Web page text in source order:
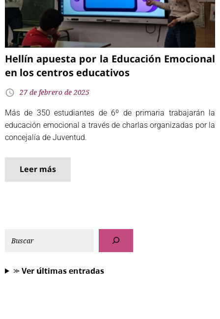
Hellín apuesta por la Educación Emocional
en los centros educativos
27 de febrero de 2025
Más de 350 estudiantes de 6º de primaria trabajarán la
educación emocional a través de charlas organizadas por la
concejalía de Juventud.
Leer más
⪼ 𝗩𝗲𝗿 𝘂́𝗹𝘁𝗶𝗺𝗮𝘀 𝗲𝗻𝘁𝗿𝗮𝗱𝗮𝘀